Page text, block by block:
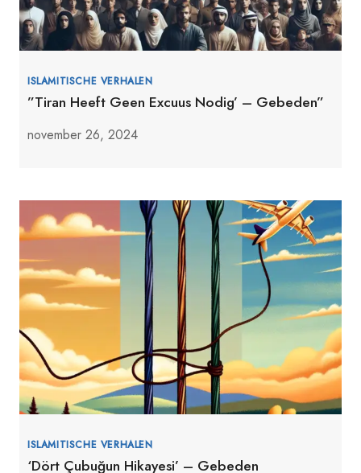
ISLAMITISCHE VERHALEN
”Tiran Heeft Geen Excuus Nodig’ – Gebeden”
november 26, 2024
ISLAMITISCHE VERHALEN
‘Dört Çubuğun Hikayesi’ – Gebeden